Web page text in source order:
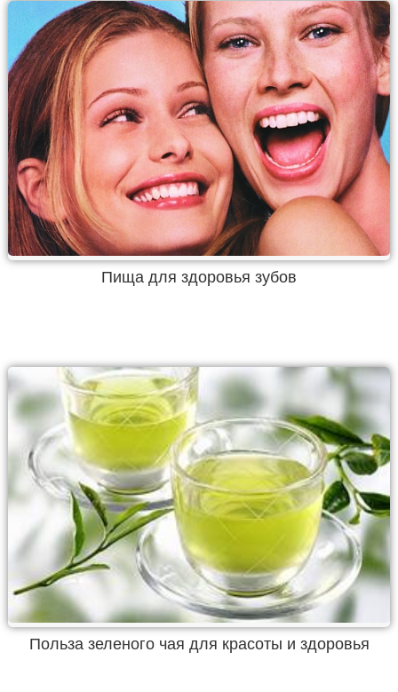
Пища для здоровья зубов
Польза зеленого чая для красоты и здоровья